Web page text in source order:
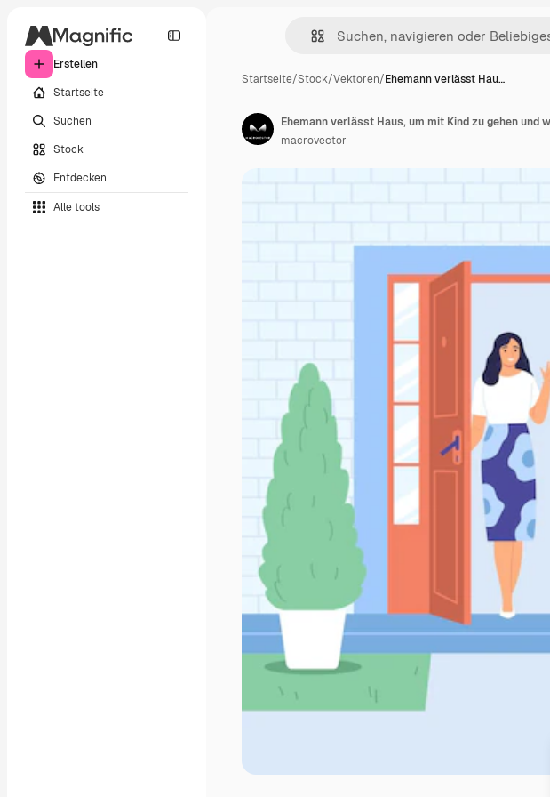
Erstellen
Startseite
Suchen
Stock
Entdecken
Alle tools
Startseite/Stock/Vektoren/Ehemann verlässt Hau…
macrovector